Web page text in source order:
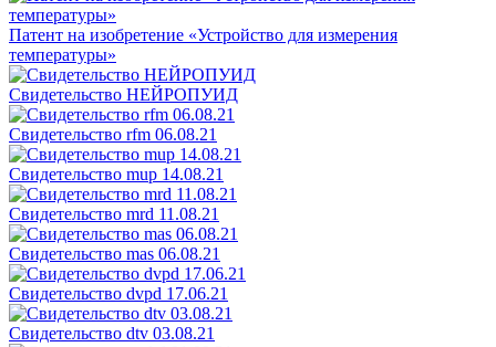
Патент на изобретение «Устройство для измерения
температуры»
Свидетельство НЕЙРОПУИД
Свидетельство rfm 06.08.21
Свидетельство mup 14.08.21
Свидетельство mrd 11.08.21
Свидетельство mas 06.08.21
Свидетельство dvpd 17.06.21
Свидетельство dtv 03.08.21